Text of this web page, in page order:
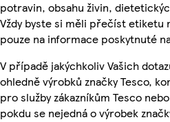
potravin, obsahu živin,
Vždy byste si měli přečíst etiketu
pouze na informace poskytnuté
V případě jakýchkoliv Vašich
ohledně výrobků značky Tesco,
pro služby zákazníkům Tesco
pokdu se nejedná o výrobek